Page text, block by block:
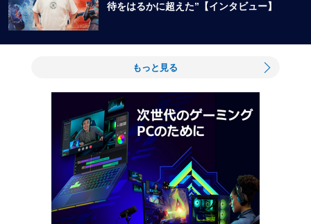
待をはるかに超えた”【インタビュー】
もっと見る